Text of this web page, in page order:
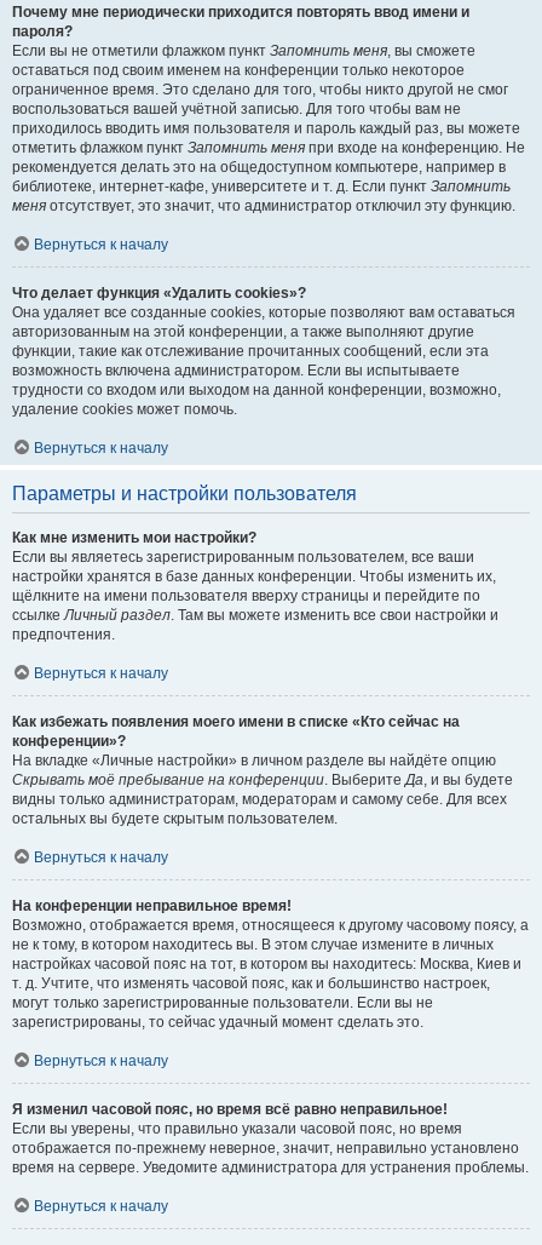
Почему мне периодически приходится повторять ввод имени и
пароля?
Если вы не отметили флажком пункт Запомнить меня, вы сможете
оставаться под своим именем на конференции только некоторое
ограниченное время. Это сделано для того, чтобы никто другой не смог
воспользоваться вашей учётной записью. Для того чтобы вам не
приходилось вводить имя пользователя и пароль каждый раз, вы можете
отметить флажком пункт Запомнить меня при входе на конференцию. Не
рекомендуется делать это на общедоступном компьютере, например в
библиотеке, интернет-кафе, университете и т. д. Если пункт Запомнить
меня отсутствует, это значит, что администратор отключил эту функцию.
Вернуться к началу
Что делает функция «Удалить cookies»?
Она удаляет все созданные cookies, которые позволяют вам оставаться
авторизованным на этой конференции, а также выполняют другие
функции, такие как отслеживание прочитанных сообщений, если эта
возможность включена администратором. Если вы испытываете
трудности со входом или выходом на данной конференции, возможно,
удаление cookies может помочь.
Вернуться к началу
Параметры и настройки пользователя
Как мне изменить мои настройки?
Если вы являетесь зарегистрированным пользователем, все ваши
настройки хранятся в базе данных конференции. Чтобы изменить их,
щёлкните на имени пользователя вверху страницы и перейдите по
ссылкеЛичный раздел. Там вы можете изменить все свои настройки и
предпочтения.
Вернуться к началу
Как избежать появления моего имени в списке «Кто сейчас на
конференции»?
На вкладке «Личные настройки» в личном разделе вы найдёте опцию
Скрывать моё пребывание на конференции. ВыберитеДа, и вы будете
видны только администраторам, модераторам и самому себе. Для всех
остальных вы будете скрытым пользователем.
Вернуться к началу
На конференции неправильное время!
Возможно, отображается время, относящееся к другому часовому поясу, а
не к тому, в котором находитесь вы. В этом случае измените в личных
настройках часовой пояс на тот, в котором вы находитесь: Москва, Киев и
т. д. Учтите, что изменять часовой пояс, как и большинство настроек,
могут только зарегистрированные пользователи. Если вы не
зарегистрированы, то сейчас удачный момент сделать это.
Вернуться к началу
Я изменил часовой пояс, но время всё равно неправильное!
Если вы уверены, что правильно указали часовой пояс, но время
отображается по-прежнему неверное, значит, неправильно установлено
время на сервере. Уведомите администратора для устранения проблемы.
Вернуться к началу